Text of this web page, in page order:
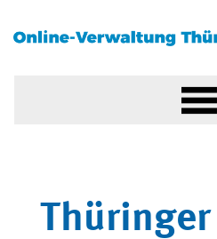
Thüringer